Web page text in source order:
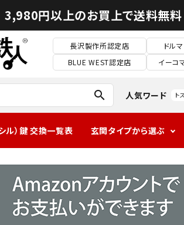
3,980円以上のお買上で送料無料
長沢製作所認定店
ドル
BLUE WEST認定店
イーコ
search 人気ワード ト
ル）鍵 交換一覧表 玄関タイプから選ぶ
MIWA2ロック玄
関